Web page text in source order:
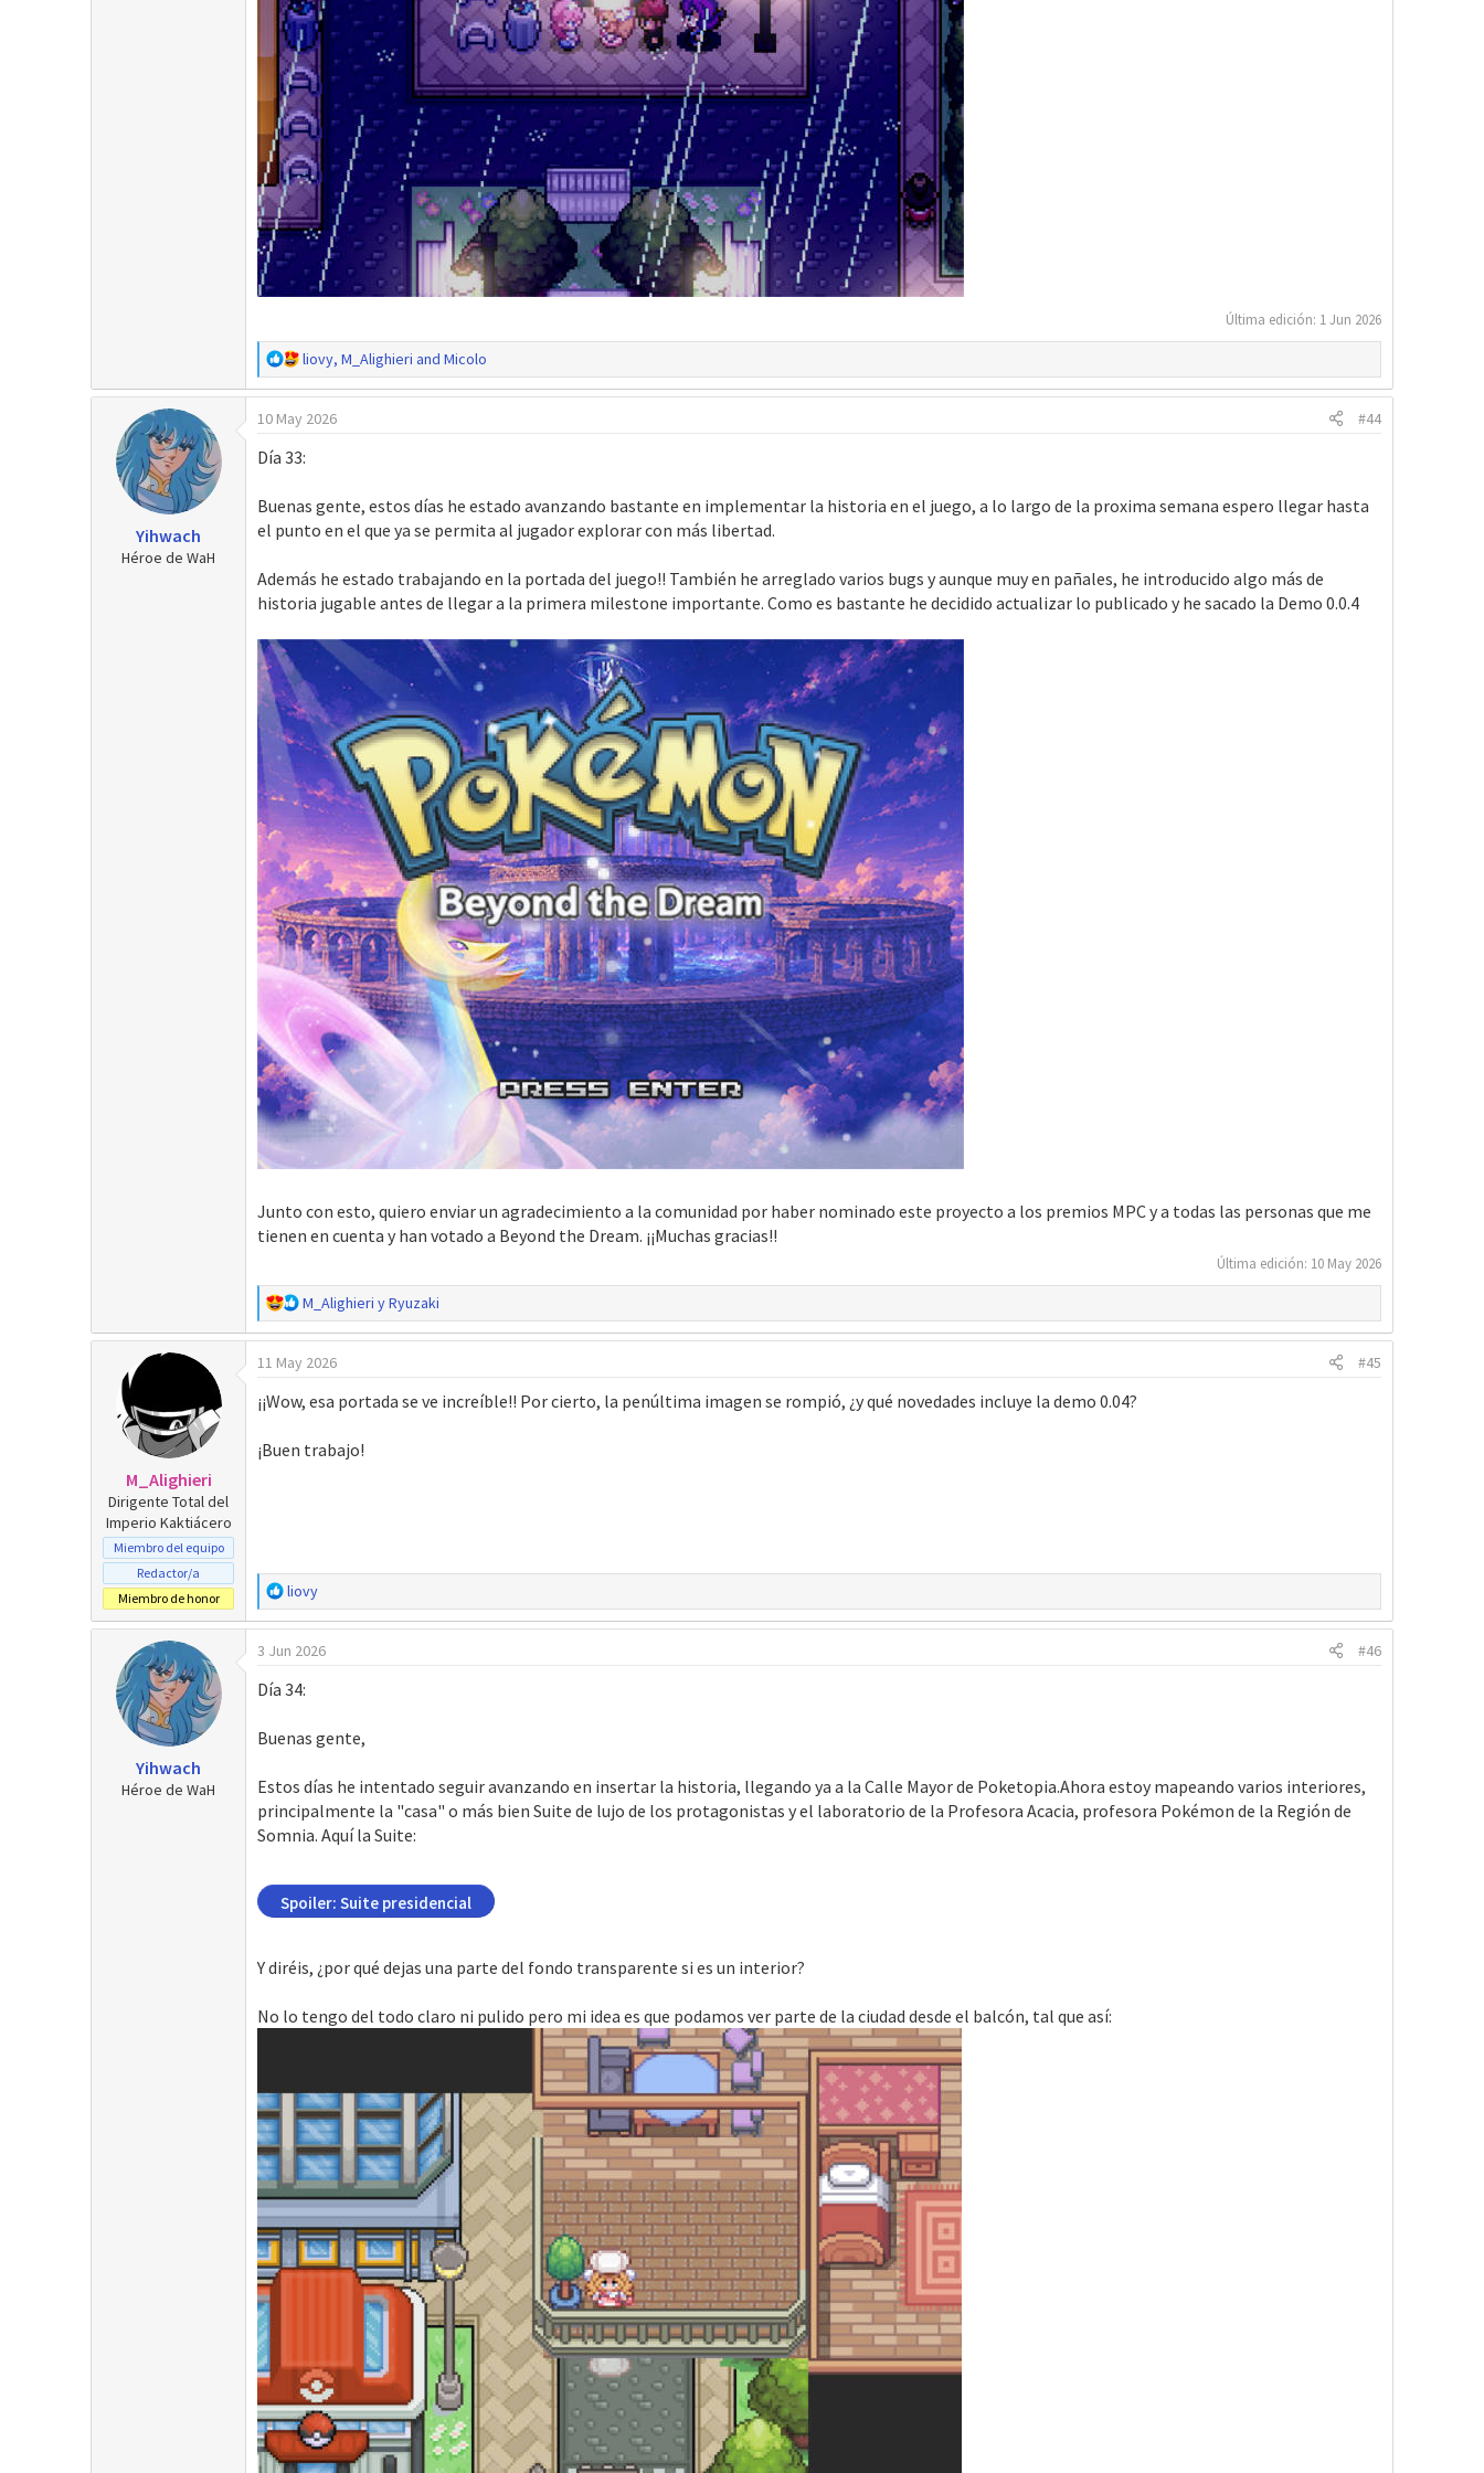
Última edición: 1 Jun 2026
R
e
a
c
i
n
e
liovy, M_Alighieri and Micolo
Yihwach
Héroe de WaH
10 May 2026 #44
Día 33:
Buenas gente, estos días he estado avanzando bastante en implementar la historia en el juego, a lo largo de la proxima semana espero llegar hasta
el punto en el que ya se permita al jugador explorar con más libertad.
Además he estado trabajando en la portada del juego!! También he arreglado varios bugs y aunque muy en pañales, he introducido algo más de
historia jugable antes de llegar a la primera milestone importante. Como es bastante he decidido actualizar lo publicado y he sacado la Demo 0.0.4
Junto con esto, quiero enviar un agradecimiento a la comunidad por haber nominado este proyecto a los premios MPC y a todas las personas que me
tienen en cuenta y han votado a Beyond the Dream. ¡¡Muchas gracias!!
Última edición: 10 May 2026
R
e
a
c
i
n
M_Alighieri yRyuzaki
M_Alighieri
Dirigente Total del
Imperio Kaktiácero
Miembro del equipo
Redactor/a
Miembro de honor
11 May 2026 #45
¡¡Wow, esa portada se ve increíble!! Por cierto, la penúltima imagen se rompió, ¿y qué novedades incluye la demo 0.04?
¡Buen trabajo!
R
e
a
c
i
n
:
liovy
Yihwach
Héroe de WaH
3 Jun 2026 #46
Día 34:
Buenas gente,
Estos días he intentado seguir avanzando en insertar la historia, llegando ya a la Calle Mayor de Poketopia.Ahora estoy mapeando varios interiores,
principalmente la "casa" o más bien Suite de lujo de los protagonistas y el laboratorio de la Profesora Acacia, profesora Pokémon de la Región de
Somnia. Aquí la Suite:
Spoiler: Suite presidencial
Y diréis, ¿por qué dejas una parte del fondo transparente si es un interior?
No lo tengo del todo claro ni pulido pero mi idea es que podamos ver parte de la ciudad desde el balcón, tal que así: